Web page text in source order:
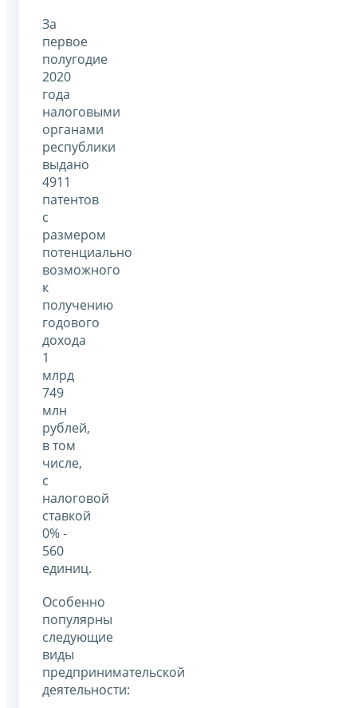
За
первое
полугодие
2020
года
налоговыми
органами
республики
выдано
4911
патентов
с
размером
потенциально
возможного
к
получению
годового
дохода
1
млрд
749
млн
рублей,
в том
числе,
с
налоговой
ставкой
0% -
560
единиц.
Особенно
популярны
следующие
виды
предпринимательской
деятельности: